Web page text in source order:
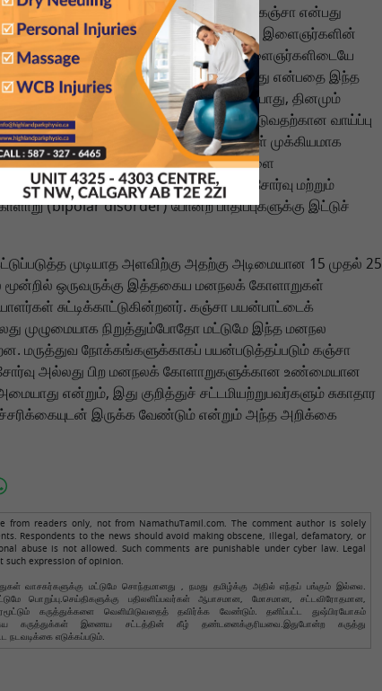
இந்த புதிய ஆய்வு அறிக்கை, கஞ்சா என்பது
மற்றும் இயற்கையான போதைப்பொருள் என்ற இளைஞர்களின்
பதின்ம வயதினர் மற்றும் இளைஞர்களிடையே
உளவியல் விளைவுகளை ஏற்படுத்துகிறது என்பதை இந்த
பயன்படுத்தாதவர்களுடன் ஒப்பிடும்போது, தினமும்
மனநலக் கோளாறுகள் ஏற்படுவதற்கான வாய்ப்பு
உள்ளது. கஞ்சாவில் உள்ள வேதிப்பொருட்கள் முக்கியமாக
மூளையைப் பாதிக்கின்றன. இது தனிநபர்களை
தேவையற்ற அச்சம், பிரமைகள், மனச்சோர்வு மற்றும்
(bipolar disorder) போன்ற பாதிப்புகளுக்கு இட்டுச்
முடியாத அளவிற்கு அதற்கு அடிமையான 15 முதல் 25
மூன்றில் ஒருவருக்கு இத்தகைய மனநலக் கோளாறுகள்
சுட்டிக்காட்டுகின்றனர். கஞ்சா பயன்பாட்டைக்
முழுமையாக நிறுத்தும்போதோ மட்டுமே இந்த மனநல
மருத்துவ நோக்கங்களுக்காகப் பயன்படுத்தப்படும் கஞ்சா
அல்லது பிற மனநலக் கோளாறுகளுக்கான உண்மையான
என்றும், இது குறித்துச் சட்டமியற்றுபவர்களும் சுகாதார
இருக்க வேண்டும் என்றும் அந்த அறிக்கை
from readers only, not from NamathuTamil.com. The comment author is solely
Respondents to the news should avoid making obscene, illegal, defamatory, or
abuse is not allowed. Such comments are punishable under cyber law. Legal
expression of opinion.
வாசகர்களுக்கு மட்டுமே சொந்தமானது , நமது தமிழ்க்கு அதில் எந்தப் பங்கும் இல்லை.
பொறுப்பு.செய்திகளுக்கு பதிலளிப்பவர்கள் ஆபாசமான, மோசமான, சட்டவிரோதமான,
கருத்துக்களை வெளியிடுவதைத் தவிர்க்க வேண்டும். தனிப்பட்ட துஷ்பிரயோகம்
கருத்துக்கள் இணைய சட்டத்தின் கீழ் தண்டனைக்குரியவை.இதுபோன்ற கருத்து
நடவடிக்கை எடுக்கப்படும்.